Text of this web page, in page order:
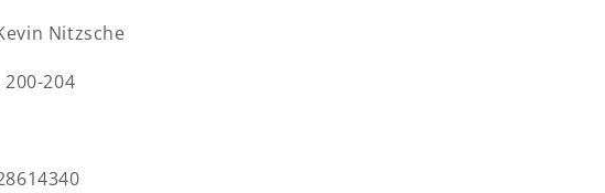
Nitzsche
204